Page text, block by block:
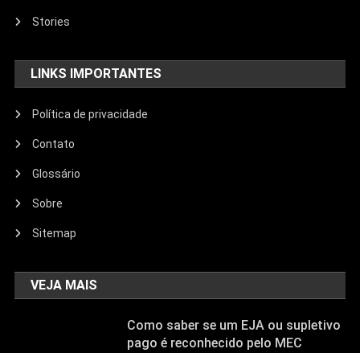
Stories
LINKS IMPORTANTES
Política de privacidade
Contato
Glossário
Sobre
Sitemap
VEJA MAIS
Como saber se um EJA ou supletivo
pago é reconhecido pelo MEC